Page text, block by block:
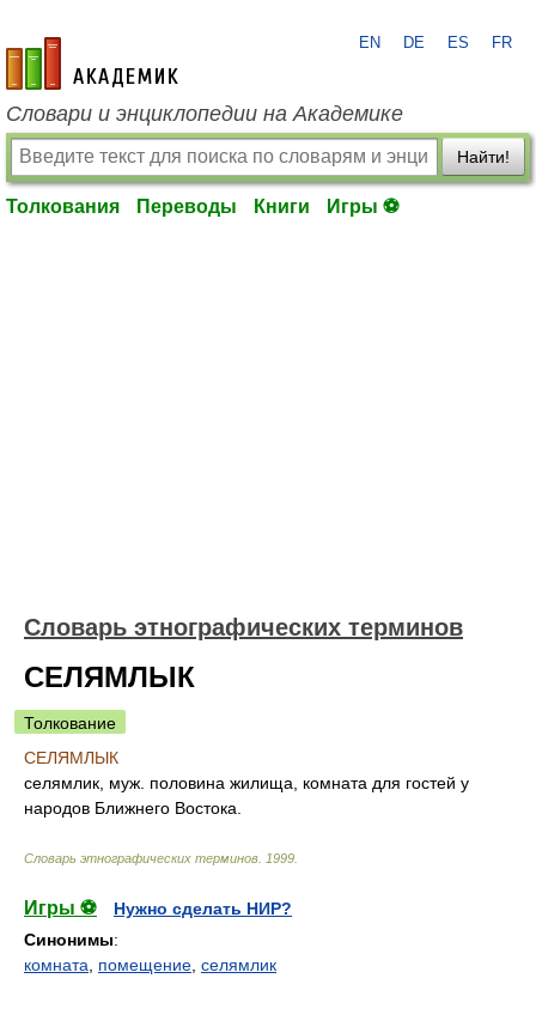
academic.ru
EN DE ES FR
Словари и энциклопедии на Академике
Найти!
Толкования Переводы Книги Игры ⚽
Словарь этнографических терминов
СЕЛЯМЛЫК
Толкование
СЕЛЯМЛЫК
селямлик, муж. половина жилища, комната для гостей у
народов Ближнего Востока.
Словарь этнографических терминов 1999
Игры ⚽
Нужно сделать НИР?
Синонимы:
комната
помещение селямлик